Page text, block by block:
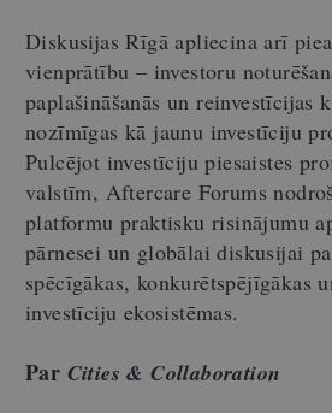
Diskusijas Rīgā apliecina arī
vienprātību – investoru
paplašināšanās un reinvestīcijas
nozīmīgas kā jaunu investīciju
Pulcējot investīciju piesaistes
valstīm, Aftercare Forums
platformu praktisku risinājumu
pārnesei un globālai diskusijai
spēcīgākas, konkurētspējīgākas
investīciju ekosistēmas.
Par Cities & Collaboration